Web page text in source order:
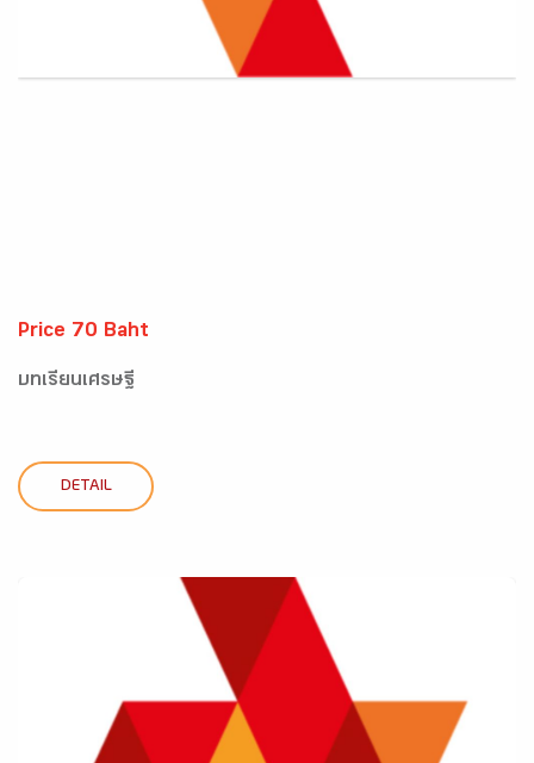
Price 70 Baht
บทเรียนเศรษฐี
DETAIL